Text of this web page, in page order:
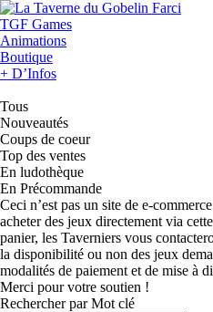
TGF Games
Animations
Boutique
+ D’Infos
Tous
Nouveautés
Coups de coeur
Top des ventes
En ludothèque
En Précommande
Ceci n’est pas un site de e-
acheter des jeux directement via
panier, les Taverniers vous
la disponibilité ou non des jeux
modalités de paiement et de mise à
Merci pour votre soutien !
Rechercher par Mot clé